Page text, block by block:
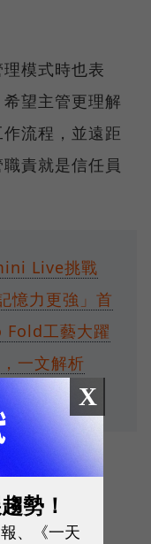
模式時也表
望主管更理解
流程，並遠距
責就是信任員
Live挑戰
憶力更強」首
工藝大躍
一文解析
爾街日報》、
X
勢！
、《一天